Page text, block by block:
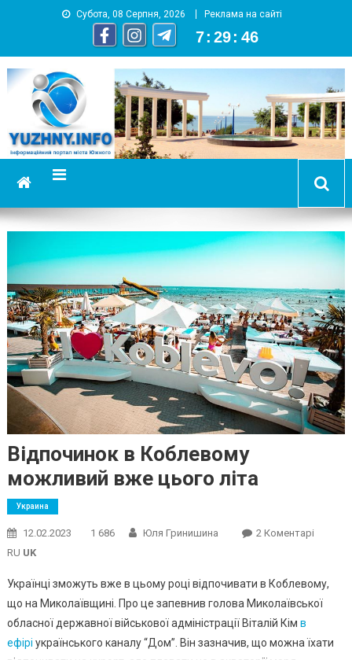
Субота, 08 Серпня, 2026 Реклама на сайті
7 : 29 : 47
YUZHNY.INFO
информационный портал города Южный
Відпочинок в Коблевому
можливий вже цього літа
Украина
12.02.2023 1 686 Юля Гринишина 2 КоментаріДо
Цього
RU UK
Українці зможуть вже в цьому році відпочивати в Коблевому,
що на Миколаївщині. Про це запевнив голова Миколаївської
обласної державної військової адміністрації Віталій Кім в
ефірі українського каналу “Дом”. Він зазначив, що можна їхати